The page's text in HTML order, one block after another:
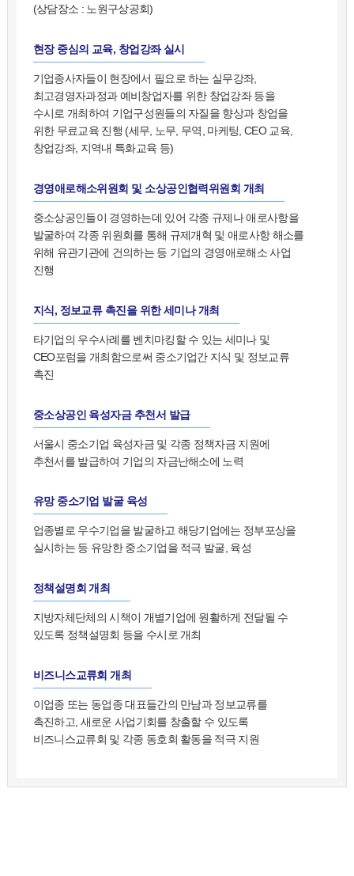
(상담장소 : 노원구상공회)
현장 중심의 교육, 창업강좌 실시
기업종사자들이 현장에서 필요로 하는 실무강좌,
최고경영자과정과 예비창업자를 위한 창업강좌 등을
수시로 개최하여 기업구성원들의 자질을 향상과 창업을
위한 무료교육 진행 (세무, 노무, 무역, 마케팅, CEO 교육,
창업강좌, 지역내 특화교육 등)
경영애로해소위원회 및 소상공인협력위원회 개최
중소상공인들이 경영하는데 있어 각종 규제나 애로사항을
발굴하여 각종 위원회를 통해 규제개혁 및 애로사항 해소를
위해 유관기관에 건의하는 등 기업의 경영애로해소 사업
진행
지식, 정보교류 촉진을 위한 세미나 개최
타기업의 우수사례를 벤치마킹할 수 있는 세미나 및
CEO포럼을 개최함으로써 중소기업간 지식 및 정보교류
촉진
중소상공인 육성자금 추천서 발급
서울시 중소기업 육성자금 및 각종 정책자금 지원에
추천서를 발급하여 기업의 자금난해소에 노력
유망 중소기업 발굴 육성
업종별로 우수기업을 발굴하고 해당기업에는 정부포상을
실시하는 등 유망한 중소기업을 적극 발굴, 육성
정책설명회 개최
지방자체단체의 시책이 개별기업에 원활하게 전달될 수
있도록 정책설명회 등을 수시로 개최
비즈니스교류회 개최
이업종 또는 동업종 대표들간의 만남과 정보교류를
촉진하고, 새로운 사업기회를 창출할 수 있도록
비즈니스교류회 및 각종 동호회 활동을 적극 지원